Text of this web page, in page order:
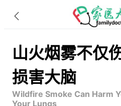
山火烟雾不仅
损害大脑
Wildfire Smoke Can Harm
Your Lungs